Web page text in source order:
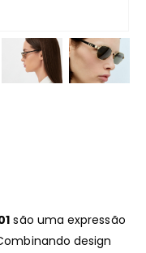
são uma expressão
design